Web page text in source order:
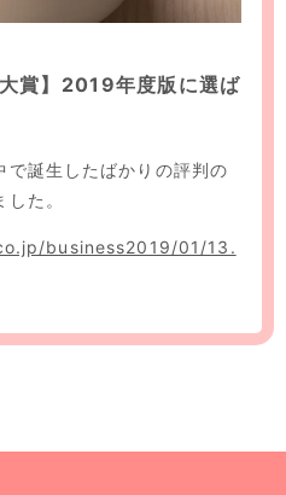
賞】2019年度版に選ば
で誕生したばかりの評判の
た。
business2019/01/13.